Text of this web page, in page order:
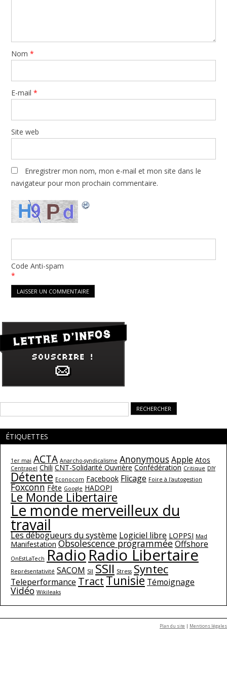
Nom*
E-mail*
Site web
Enregistrer mon nom, mon e-mail et mon site dans le
navigateur pour mon prochain commentaire.
Code Anti-spam
*
ÉTIQUETTES
1er mai ACTA Anarcho-syndicalisme AnonymousApple Atos
Centrapel Chili CNT-Solidarité Ouvrière Confédération Critique DIY
Détente Econocom Facebook Flicage Foire à l'autogestion
Foxconn Fête Google HADOPI
Le Monde Libertaire
Le monde merveilleux du
travail
Les débogueurs du système Logiciel libre LOPPSI Mad
Manifestation Obsolescence programméeOffshore
OnEstLaTech RadioRadio Libertaire
Représentativité SACOM SII SSII Stress Syntec
Teleperformance TractTunisie Témoignage
Vidéo Wikileaks
Plan du site | Mentions légales